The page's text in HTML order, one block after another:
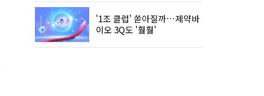
'1조 클럽' 쏟아질까…제약바
이오 3Q도 '훨훨'